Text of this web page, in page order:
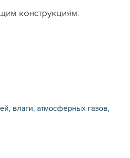
конструкциям:
влаги, атмосферных газов,